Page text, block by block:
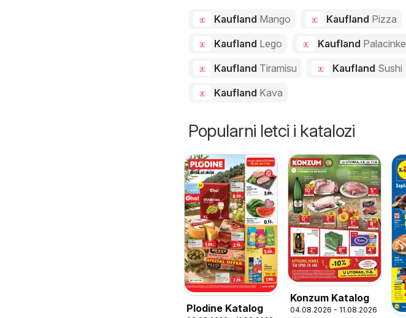
Kaufland Mango Kaufland Pizza
Kaufland Lego Kaufland Palacinke
Kaufland Tiramisu Kaufland Sushi
Kaufland Kava
Popularni letci i katalozi
Plodine Katalog
Konzum Katalog
04.08.2026 - 11.08.2026